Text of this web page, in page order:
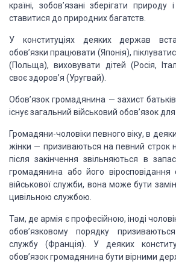
країні, зобов’язані зберігати природу
ставитися до природних багатств.
У конституціях деякихдержав
обов’язки працювати (Японія),
(Польща), виховувати дітей (Росія,
своє здоров’я (Уругвай).
Обов’язок громадянина — захист
існує загальний військовий обов’язок
Громадяни-чоловіки певного віку, в
жінки — призиваються на певний строк
після закінчення звільняються в
громадянина або його віросповідання
військової служби, вона може бути за­
цивільною службою.
Там, де армія єпрофесійною, іноді
обов’язковому порядку
службу (Франція). У деяких
обов’язокгромадянина бути вірними